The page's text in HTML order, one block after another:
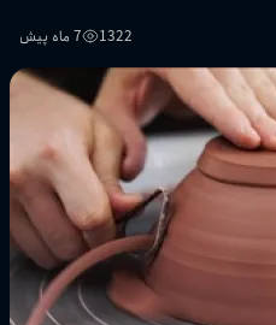
1322 7 ماه پیش